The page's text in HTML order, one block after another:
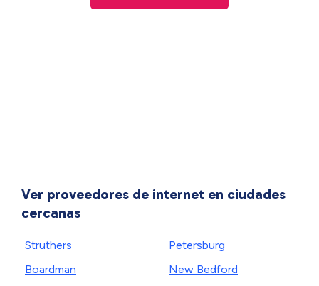
Ver proveedores de internet en ciudades
cercanas
Struthers
Boardman
Petersburg
New Bedford